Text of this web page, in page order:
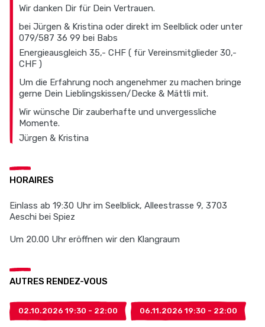
Wir danken Dir für Dein Vertrauen.
bei Jürgen & Kristina oder direkt im Seelblick oder unter
079/587 36 99 bei Babs
Energieausgleich 35,- CHF ( für Vereinsmitglieder 30,-
CHF )
Um die Erfahrung noch angenehmer zu machen bringe
gerne Dein Lieblingskissen/Decke & Mättli mit.
Wir wünsche Dir zauberhafte und unvergessliche
Momente.
Jürgen & Kristina
HORAIRES
Einlass ab 19:30 Uhr im Seelblick, Alleestrasse 9, 3703
Aeschi bei Spiez
Um 20.00 Uhr eröffnen wir den Klangraum
AUTRES RENDEZ-VOUS
02.10.2026 19:30 - 22:00 06.11.2026 19:30 - 22:00